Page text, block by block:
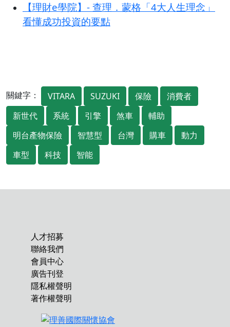
【理財e學院】- 查理．蒙格「4大人生理念」
看懂成功投資的要點
關鍵字： VITARA SUZUKI 保險
消費者
新世代
系統 引擎 煞車
輔助
明台產物保險
智慧型 台灣 購車
動力
車型
科技 智能
人才招募
聯絡我們
會員中心
廣告刊登
隱私權聲明
著作權聲明